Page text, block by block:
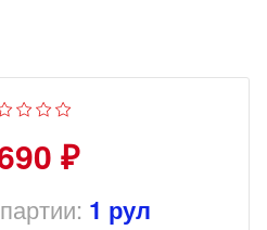
₽
1 рул